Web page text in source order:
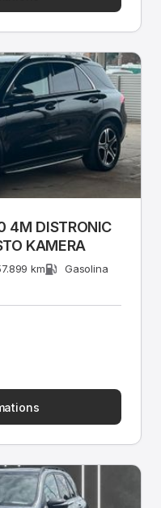
4M DISTRONIC
KAMERA
km
Gasolina